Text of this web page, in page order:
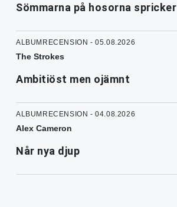
Sömmarna på hosorna spricker
ALBUMRECENSION - 05.08.2026
The Strokes
Ambitiöst men ojämnt
ALBUMRECENSION - 04.08.2026
Alex Cameron
Når nya djup